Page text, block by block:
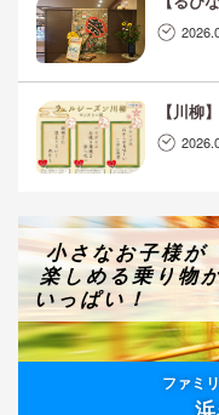
【川柳
小さなお子様が
楽しめる乗り物
いっぱい！
ファミ